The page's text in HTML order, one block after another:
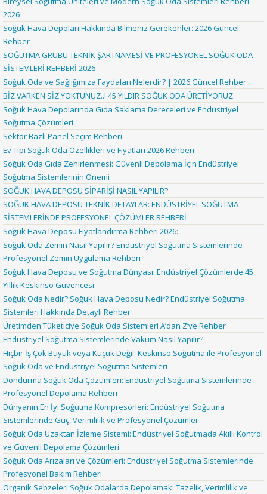
2026
Soğuk Hava Depoları Hakkında Bilmeniz Gerekenler: 2026 Güncel
Rehber
SOĞUTMA GRUBU TEKNİK ŞARTNAMESİ VE PROFESYONEL SOĞUK ODA
SİSTEMLERİ REHBERİ 2026
Soğuk Oda ve Sağlığımıza Faydaları Nelerdir? | 2026 Güncel Rehber
BİZ VARKEN SİZ YOKTUNUZ..! 45 YILDIR SOĞUK ODA ÜRETİYORUZ
Soğuk Hava Depolarında Gıda Saklama Dereceleri ve Endüstriyel
Soğutma Çözümleri
Sektör Bazlı Panel Seçim Rehberi
Ev Tipi Soğuk Oda Özellikleri ve Fiyatları 2026 Rehberi
Soğuk Oda Gıda Zehirlenmesi: Güvenli Depolama İçin Endüstriyel
Soğutma Sistemlerinin Önemi
SOĞUK HAVA DEPOSU SİPARİŞİ NASIL YAPILIR?
SOĞUK HAVA DEPOSU TEKNİK DETAYLAR: ENDÜSTRİYEL SOĞUTMA
SİSTEMLERİNDE PROFESYONEL ÇÖZÜMLER REHBERİ
Soğuk Hava Deposu Fiyatlandırma Rehberi 2026:
Soğuk Oda Zemin Nasıl Yapılır? Endüstriyel Soğutma Sistemlerinde
Profesyonel Zemin Uygulama Rehberi
Soğuk Hava Deposu ve Soğutma Dünyası: Endüstriyel Çözümlerde 45
Yıllık Keskinso Güvencesi
Soğuk Oda Nedir? Soğuk Hava Deposu Nedir? Endüstriyel Soğutma
Sistemleri Hakkında Detaylı Rehber
Üretimden Tüketiciye Soğuk Oda Sistemleri A’dan Z’ye Rehber
Endüstriyel Soğutma Sistemlerinde Vakum Nasıl Yapılır?
Hiçbir İş Çok Büyük veya Küçük Değil: Keskinso Soğutma ile Profesyonel
Soğuk Oda ve Endüstriyel Soğutma Sistemleri
Dondurma Soğuk Oda Çözümleri: Endüstriyel Soğutma Sistemlerinde
Profesyonel Depolama Rehberi
Dünyanın En İyi Soğutma Kompresörleri: Endüstriyel Soğutma
Sistemlerinde Güç, Verimlilik ve Profesyonel Çözümler
Soğuk Oda Uzaktan İzleme Sistemi: Endüstriyel Soğutmada Akıllı Kontrol
ve Güvenli Depolama Çözümleri
Soğuk Oda Arızaları ve Çözümleri: Endüstriyel Soğutma Sistemlerinde
Profesyonel Bakım Rehberi
Organik Sebzeleri Soğuk Odalarda Depolamak: Tazelik, Verimlilik ve